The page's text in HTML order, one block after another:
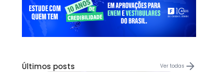
Últimos posts Ver todas